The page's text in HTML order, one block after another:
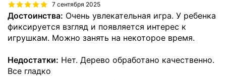
7 сентября 2025
Достоинства: Очень увлекательная игра. У ребенка
фиксируется взгляд и появляется интерес к
игрушкам. Можно занять на некоторое время.
Недостатки: Нет. Дерево обработано качественно.
Все гладко